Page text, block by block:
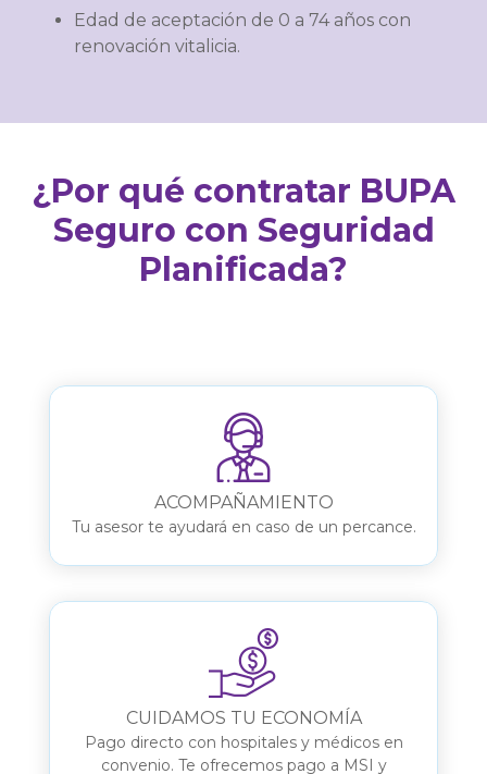
Edad de aceptación de 0 a 74 años con
renovación vitalicia.
¿Por qué contratar BUPA
Seguro con Seguridad
Planificada?
ACOMPAÑAMIENTO
Tu asesor te ayudará en caso de un percance.
CUIDAMOS TU ECONOMÍA
Pago directo con hospitales y médicos en
convenio. Te ofrecemos pago a MSI y